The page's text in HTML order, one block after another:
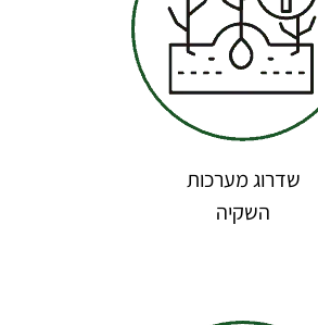
שדרוג מערכות
השקיה